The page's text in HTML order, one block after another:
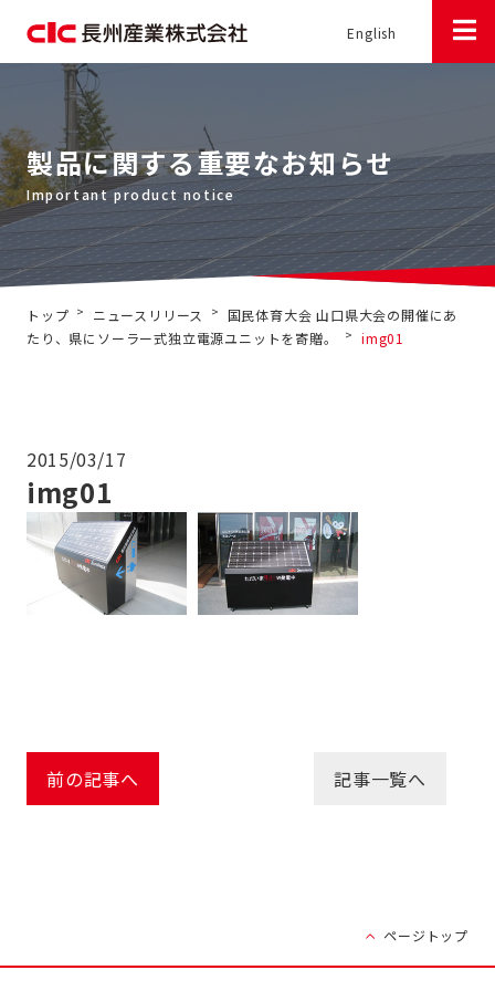
English
製品に関する重要なお知らせ
トップ > ニュースリリース >
国民体育大会 山口県大会の開催にあ
たり、県にソーラー式独立電源ユニットを寄贈。
> img01
2015/03/17
img01
前の記事へ 記事一覧へ
ページトップ